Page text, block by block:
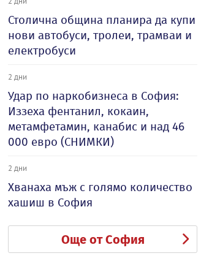
Столична община планира да купи
нови автобуси, тролеи, трамваи и
електробуси
2 дни
Удар по наркобизнеса в София:
Иззеха фентанил, кокаин,
метамфетамин, канабис и над 46
000 евро (СНИМКИ)
2 дни
Хванаха мъж с голямо количество
хашиш в София
Още от София